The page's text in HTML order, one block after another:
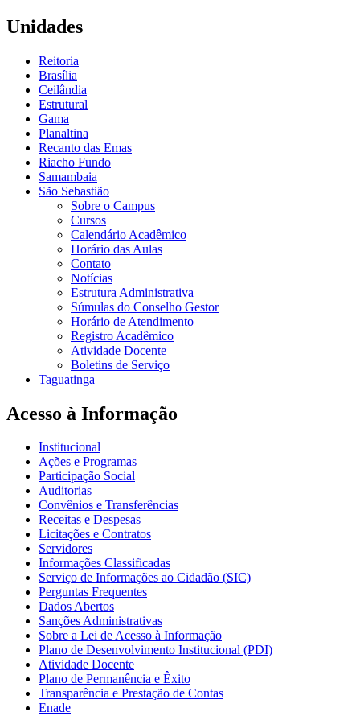
Unidades
Reitoria
Brasília
Ceilândia
Estrutural
Gama
Planaltina
Recanto das Emas
Riacho Fundo
Samambaia
São Sebastião
Sobre o Campus
Cursos
Calendário Acadêmico
Horário das Aulas
Contato
Notícias
Estrutura Administrativa
Súmulas do Conselho Gestor
Horário de Atendimento
Registro Acadêmico
Atividade Docente
Boletins de Serviço
Taguatinga
Acesso à Informação
Institucional
Ações e Programas
Participação Social
Auditorias
Convênios e Transferências
Receitas e Despesas
Licitações e Contratos
Servidores
Informações Classificadas
Serviço de Informações ao Cidadão (SIC)
Perguntas Frequentes
Dados Abertos
Sanções Administrativas
Sobre a Lei de Acesso à Informação
Plano de Desenvolvimento Institucional (PDI)
Atividade Docente
Plano de Permanência e Êxito
Transparência e Prestação de Contas
Enade